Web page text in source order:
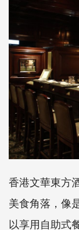
香港文華東方
美食角落，像
以享用自助式